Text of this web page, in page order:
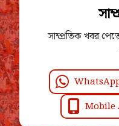
সাম্প্রতিক খবর
Mobile